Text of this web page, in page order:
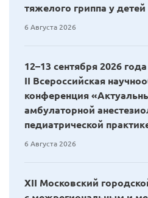
тяжелого гриппа у детей
6 Августа 2026
12–13 сентября 2026
II Всероссийская
конференция
амбулаторной
педиатрической
6 Августа 2026
XII Московский